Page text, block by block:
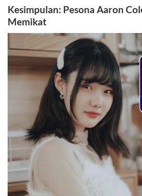
Kesimpulan: Pesona Aaron
Memikat